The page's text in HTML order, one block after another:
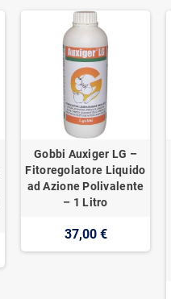
Gobbi Auxiger LG –
Fitoregolatore Liquido
ad Azione Polivalente
– 1 Litro
37,00 €